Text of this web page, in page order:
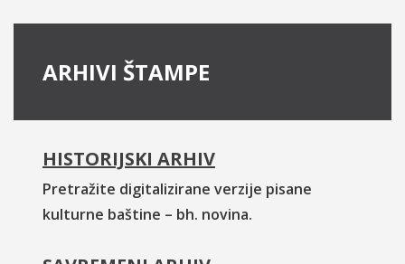
ARHIVI ŠTAMPE
HISTORIJSKI ARHIV
Pretražite digitalizirane verzije pisane
kulturne baštine – bh. novina.